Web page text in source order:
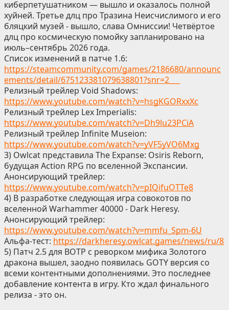
киберпетушатником — вышло и оказалось полной
хуйней. Третье длц про Тразина Неисчислимого и его
бляцкий музей - вышло, слава Омниссии! Четвёртое
длц про космическую помойку запланировано на
июль–сентябрь 2026 года.
Список изменений в патче 1.6:
https://steamcommunity.com/games/2186680/announc
ements/detail/675123381079638801?snr=2___
Релизный трейлер Void Shadows:
https://www.youtube.com/watch?v=hsgKGORxxXc
Релизный трейлер Lex Imperialis:
https://www.youtube.com/watch?v=Dh9lu23PCiA
Релизный трейлер Infinite Museion:
https://www.youtube.com/watch?v=yVF5yVO6Mxg
3) Owlcat представила The Expanse: Osiris Reborn,
будущая Аction RPG по вселенной Экспансии.
Анонсирующий трейлер:
https://www.youtube.com/watch?v=pIQifuOTTe8
4) В разработке следующая игра совокотов по
вселенной Warhammer 40000 - Dark Heresy.
Анонсирующий трейлер:
https://www.youtube.com/watch?v=mmfu_Spm-6U
Альфа-тест: https://darkheresy.owlcat.games/news/ru/8
5) Патч 2.5 для ВОТР с реворком мифика Золотого
дракона вышел, заодно появилась GOTY версия со
всеми контентными дополнениями. Это последнее
добавление контента в игру. Кто ждал финального
релиза - это он.